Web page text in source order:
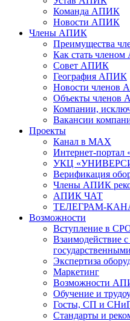
Команда АПИК
Новости АПИК
Члены АПИК
Преимущества
Как стать
Совет АПИК
География АПИК
Новости членов
Объекты членов
Компании,
Вакансии
Проекты
Канал в MAX
Интернет-
УКЦ
Верификация
Члены АПИК
АПИК ЧАТ
ТЕЛЕГРАМ-
Возможности
Вступление в
Взаимодействие
Экспертиза
Маркетинг
Возможности
Обучение и
Госты, СП и
Стандарты и